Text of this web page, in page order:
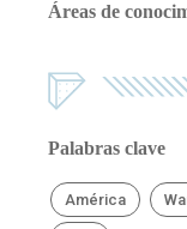
Áreas de
Palabras clave
América